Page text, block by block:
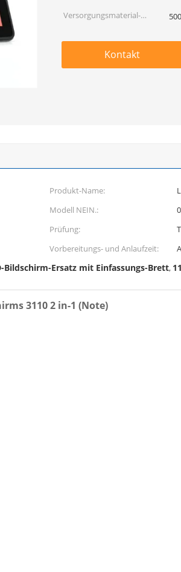
Versorgungsmaterial-
Kontakt
Produkt-Name:
Modell NEIN.:
Prüfung:
Vorbereitungs- und Anlaufzeit:
Bildschirm-Ersatz mit Einfassungs-Brett, 11
3110 2 in-1 (Note)